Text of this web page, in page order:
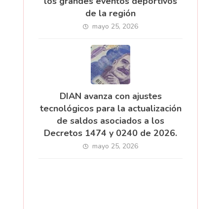
de la región
mayo 25, 2026
DIAN avanza con ajustes
tecnológicos para la actualización
de saldos asociados a los
Decretos 1474 y 0240 de 2026.
mayo 25, 2026